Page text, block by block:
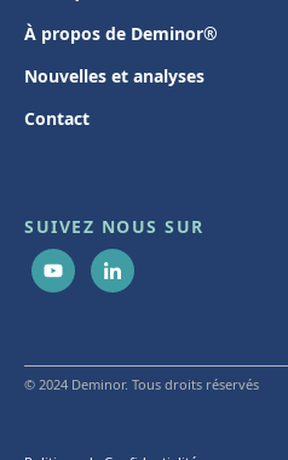
À propos de Deminor®
Nouvelles et analyses
Contact
SUIVEZ NOUS SUR
© 2024 Deminor. Tous droits réservés